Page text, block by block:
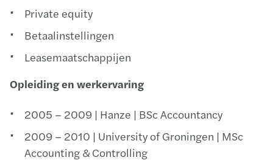
Private equity
Betaalinstellingen
Leasemaatschappijen
Opleiding en werkervaring
2005 – 2009 | Hanze | BSc Accountancy
2009 – 2010 | University of Groningen | MSc
Accounting & Controlling